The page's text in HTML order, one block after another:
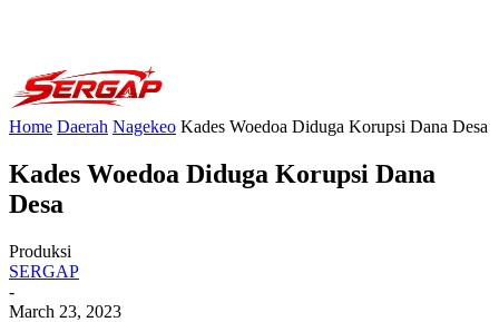
Home Daerah Nagekeo Kades Woedoa Diduga Korupsi Dana Desa
Kades Woedoa Diduga Korupsi Dana
Desa
Produksi
SERGAP
-
March 23, 2023